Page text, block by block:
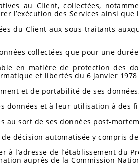
au Client, collectées,
l’exécution des Services ainsi
du Client aux sous-traitants
collectées que pour une
en matière de protection des
et libertés du 6 janvier
et de portabilité de ses
données et à leur utilisation à des
au sort de ses données post-
décision automatisée y compris
à l’adresse de l’établissement du
auprès de la Commission